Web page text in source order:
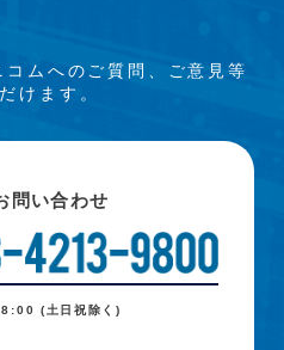
ムへのご質問、ご意見等
けます。
問い合わせ
(土日祝除く)